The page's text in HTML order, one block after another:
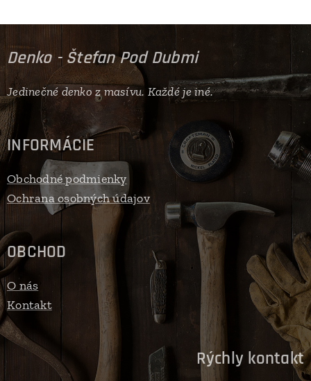
Denko - Štefan Pod Dubmi
Jedinečné denko z masívu. Každé je iné.
INFORMÁCIE
Obchodné podmienky
Ochrana osobných údajov
OBCHOD
O nás
Kontakt
Rýchly kontakt